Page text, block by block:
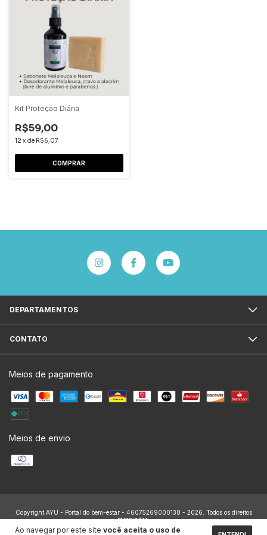
Ao navegar por este site você aceita o uso de
Kit Proteção Diária
R$59,00
12 x de R$6,07
DEPARTAMENTOS
CONTATO
Meios de pagamento
Meios de envio
Copyright AYU - Portal do bem-estar - 46075269000138 - 2026. Todos os direitos
reservados.